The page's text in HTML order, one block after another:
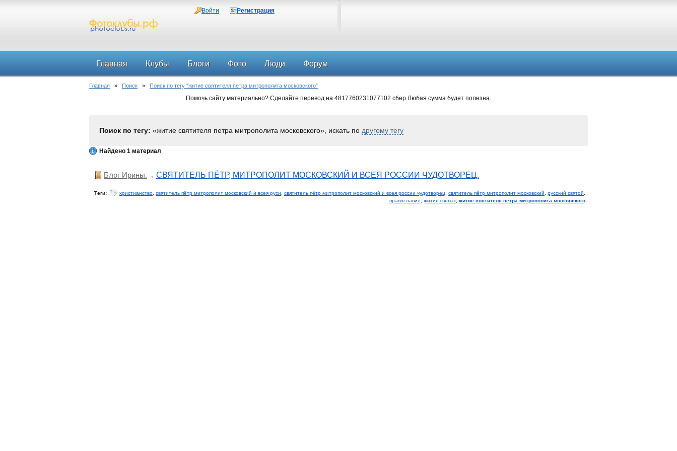
Войти Регистрация
Главная Клубы Блоги Фото Люди Форум
Главная » Поиск » Поиск по тегу "житие святителя петра митрополита московского"
Помочь сайту материально? Сделайте перевод на 4817760231077102 сбер.Любая сумма будет полезна.
Поиск по тегу: «житие святителя петра митрополита московского», искать по другому тегу
Найдено 1 материал
Блог Ирины. → СВЯТИТЕЛЬ ПЁТР, МИТРОПОЛИТ МОСКОВСКИЙ И ВСЕЯ РОССИИ ЧУДОТВОРЕЦ.
Теги: христианство святитель пётр митрополит московский и всея руси святитель пётр митрополит московский и всея россии чудотворец святитель пётр митрополит московский русский святой
православие
жития святых житие святителя петра митрополита московского